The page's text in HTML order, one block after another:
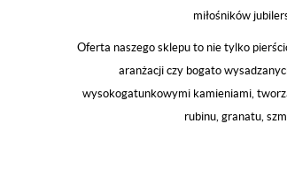
miłośników
Oferta naszego sklepu to nie tylko
aranżacji czy bogato
wysokogatunkowymi kamieniami,
rubinu, granatu,